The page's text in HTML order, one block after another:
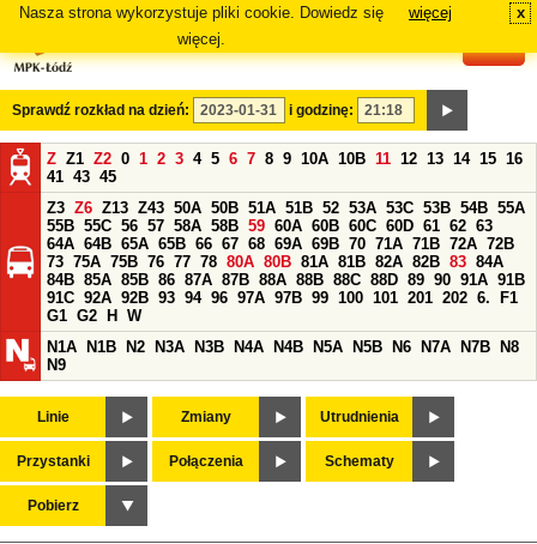
Nasza strona wykorzystuje pliki cookie. Dowiedz się
więcej.
więcej x
Sprawdź rozkład na dzień: i godzinę:
Z Z1 Z2 0 1 2 3 4 5 6 7 8 9 10A 10B 11 12 13 14 15 16
41 43 45
Z3 Z6 Z13 Z43 50A 50B 51A 51B 52 53A 53C 53B 54B 55A
55B 55C 56 57 58A 58B 59 60A 60B 60C 60D 61 62 63
64A 64B 65A 65B 66 67 68 69A 69B 70 71A 71B 72A 72B
73 75A 75B 76 77 78 80A 80B 81A 81B 82A 82B 83 84A
84B 85A 85B 86 87A 87B 88A 88B 88C 88D 89 90 91A 91B
91C 92A 92B 93 94 96 97A 97B 99 100 101 201 202 6.
F1
G1 G2 H
W
N1A
N1B N2 N3A N3B N4A N4B N5A N5B N6 N7A N7B
N8
N9
Linie Zmiany Utrudnienia
Przystanki Połączenia Schematy
Pobierz